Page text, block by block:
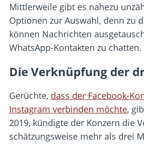
[ 21. Juli 2026 ]
Wichtiges
[ 20. Juli 2026 ]
BKA
betroffen
Mittlerweile gibt es nahezu
Optionen zur Auswahl, denn zu
können Nachrichten
WhatsApp-Kontakten zu chatten.
Die Verknüpfung der
Gerüchte, dass der Facebook-
Instagram verbinden möchte,
2019, kündigte der Konzern die
schätzungsweise mehr als drei